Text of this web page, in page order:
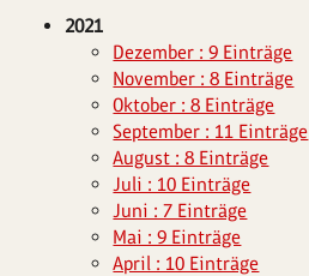
2021
Dezember : 9 Einträge
November : 8 Einträge
Oktober : 8 Einträge
September : 11 Einträge
August : 8 Einträge
Juli : 10 Einträge
Juni : 7 Einträge
Mai : 9 Einträge
April : 10 Einträge